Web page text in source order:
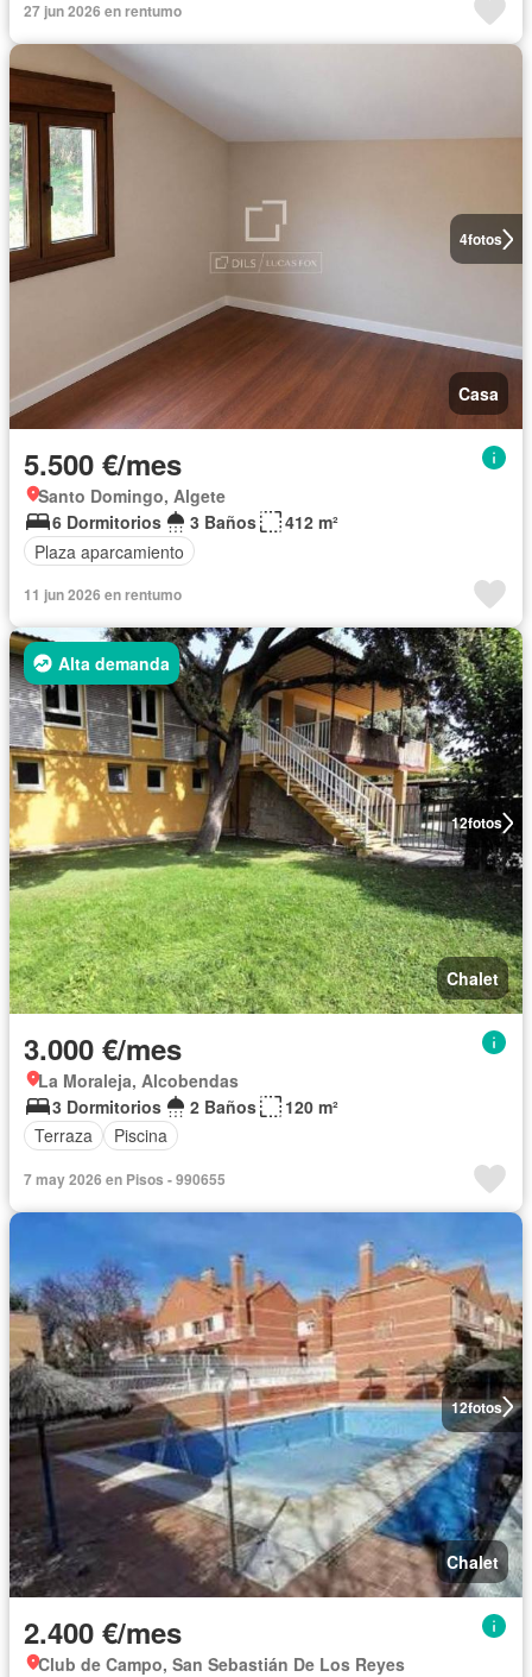
27 jun 2026 en rentumo
4fotos
Casa
5.500 €/mes
Santo Domingo, Algete
6 Dormitorios
3 Baños
412 m²
Plaza aparcamiento
11 jun 2026 en rentumo
12fotos
Alta demanda
Chalet
3.000 €/mes
La Moraleja, Alcobendas
3 Dormitorios
2 Baños
120 m²
Terraza
Piscina
7 may 2026 en Pisos - 990655
12fotos
Chalet
2.400 €/mes
Club de Campo, San Sebastián De Los Reyes